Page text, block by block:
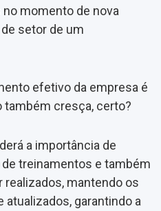
momento de nova
setor de um
efetivo da empresa é
cresça, certo?
a importância de
treinamentos e também
mantendo os
garantindo a